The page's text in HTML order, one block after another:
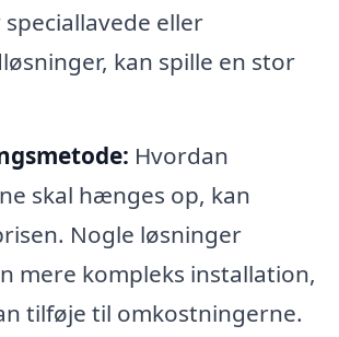
eller
kan spille en stor
Hvordan
skal hænges op, kan
Nogle løsninger
mere kompleks installation,
tilføje til omkostningerne.